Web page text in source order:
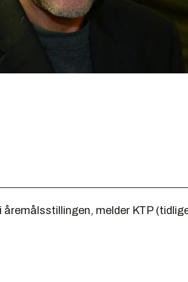
åremålsstillingen, melder KTP